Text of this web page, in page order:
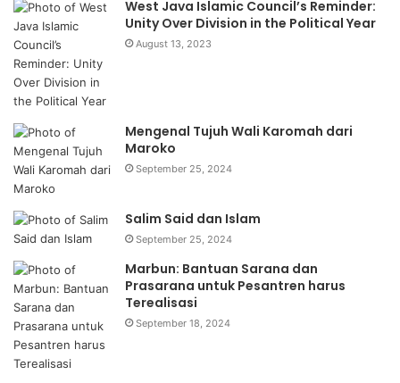
West Java Islamic Council’s Reminder:
Unity Over Division in the Political Year
August 13, 2023
Mengenal Tujuh Wali Karomah dari
Maroko
September 25, 2024
Salim Said dan Islam
September 25, 2024
Marbun: Bantuan Sarana dan
Prasarana untuk Pesantren harus
Terealisasi
September 18, 2024